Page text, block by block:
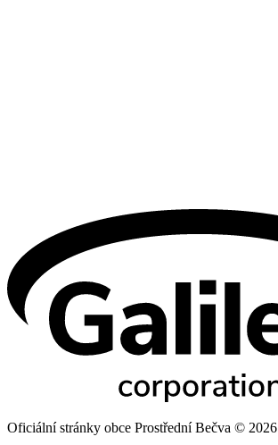
Oficiální stránky obce Prostřední Bečva © 2026